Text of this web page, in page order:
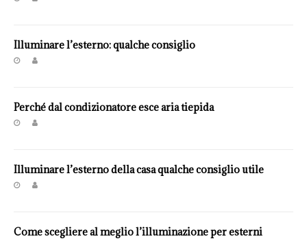
Illuminare l’esterno: qualche consiglio
Perché dal condizionatore esce aria tiepida
Illuminare l’esterno della casa qualche consiglio utile
Come scegliere al meglio l’illuminazione per esterni